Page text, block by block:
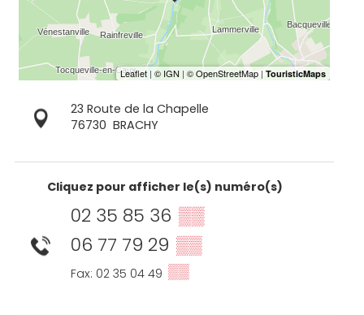
23 Route de la Chapelle
76730 BRACHY
Cliquez pour afficher le(s) numéro(s)
02 35 85 36 ▒▒
06 77 79 29 ▒▒
Fax: 02 35 04 49 ▒▒